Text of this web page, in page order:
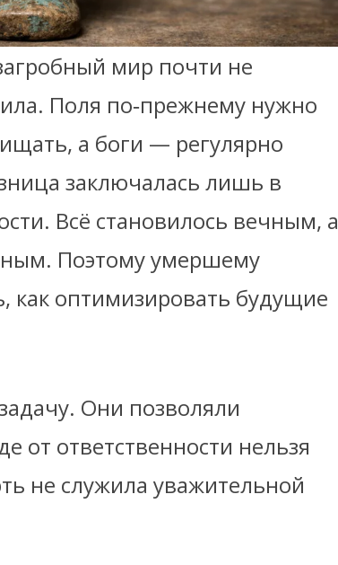
мир почти не
Поля по‑прежнему нужно
а боги — регулярно
заключалась лишь в
Всё становилось вечным, а
Поэтому умершему
как оптимизировать будущие
Они позволяли
от ответственности нельзя
не служила уважительной